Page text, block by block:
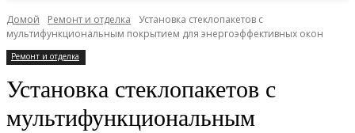
Домой Ремонт и отделка
Установка стеклопакетов с
мультифункциональным покрытием для энергоэффективных окон
Ремонт и отделка
Установка стеклопакетов с
мультифункциональным